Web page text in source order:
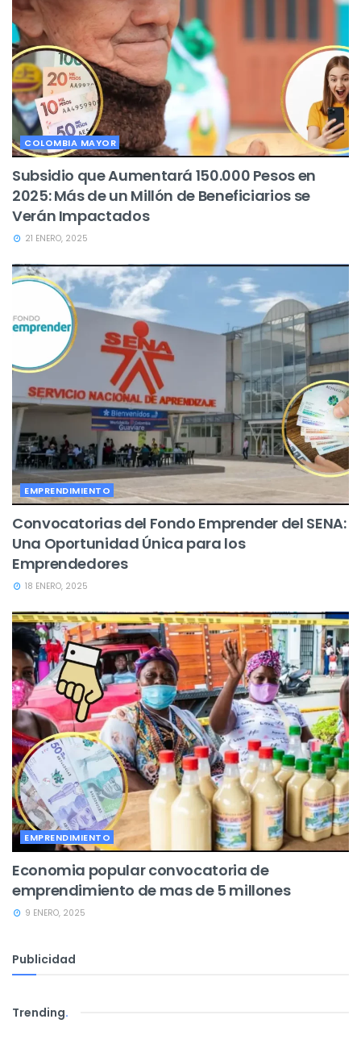
COLOMBIA MAYOR
Subsidio que Aumentará 150.000 Pesos en
2025: Más de un Millón de Beneficiarios se
Verán Impactados
21 ENERO, 2025
EMPRENDIMIENTO
Convocatorias del Fondo Emprender del SENA:
Una Oportunidad Única para los
Emprendedores
18 ENERO, 2025
EMPRENDIMIENTO
Economia popular convocatoria de
emprendimiento de mas de 5 millones
9 ENERO, 2025
Publicidad
Trending.